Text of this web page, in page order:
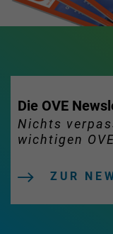
Die OVE
Nichts
wichtigen
ZUR